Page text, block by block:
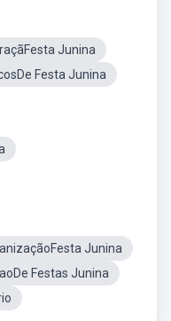
Junina
Festa Junina
Junina
Festas Junina